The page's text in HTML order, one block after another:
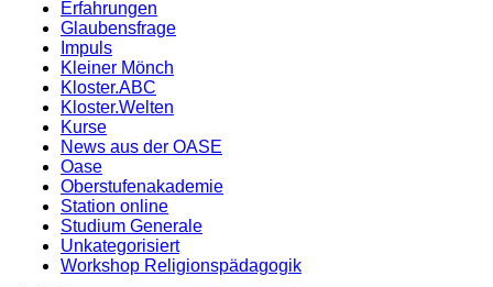
Erfahrungen
Glaubensfrage
Impuls
Kleiner Mönch
Kloster.ABC
Kloster.Welten
Kurse
News aus der OASE
Oase
Oberstufenakademie
Station online
Studium Generale
Unkategorisiert
Workshop Religionspädagogik